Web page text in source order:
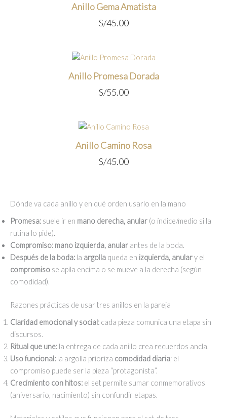
Anillo Gema Amatista
S/45.00
Anillo Promesa Dorada
S/55.00
Anillo Camino Rosa
S/45.00
Dónde va cada anillo y en qué orden usarlo en la mano
Promesa: suele ir en mano derecha, anular (o índice/medio si la
rutina lo pide).
Compromiso: mano izquierda, anular antes de la boda.
Después de la boda: la argolla queda en izquierda, anulary el
compromiso se apila encima o se mueve a la derecha (según
comodidad).
Razones prácticas de usar tres anillos en la pareja
Claridad emocional y social: cada pieza comunica una etapa sin
discursos.
Ritual que une: la entrega de cada anillo crea recuerdos ancla.
Uso funcional: la argolla prioriza comodidad diaria; el
compromiso puede ser la pieza “protagonista”.
Crecimiento con hitos: el set permite sumar conmemorativos
(aniversario, nacimiento) sin confundir etapas.